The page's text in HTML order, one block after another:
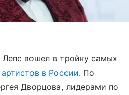
вошел в тройку самых
в России. По
Дворцова, лидерами по